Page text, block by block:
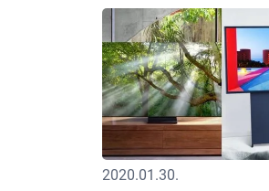
2020.01.30.